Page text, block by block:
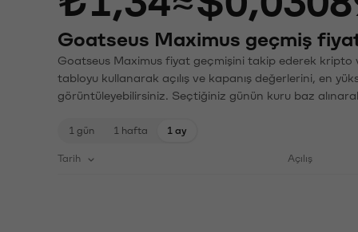
Goatseus Maximus geçmiş
Goatseus Maximus fiyat geçmişini takip ederek kripto
tabloyu kullanarak açılış ve kapanış değerlerini, en
görüntüleyebilirsiniz. Seçtiğiniz günün kuru baz
1 gün 1 hafta 1 ay
Tarih Açılış